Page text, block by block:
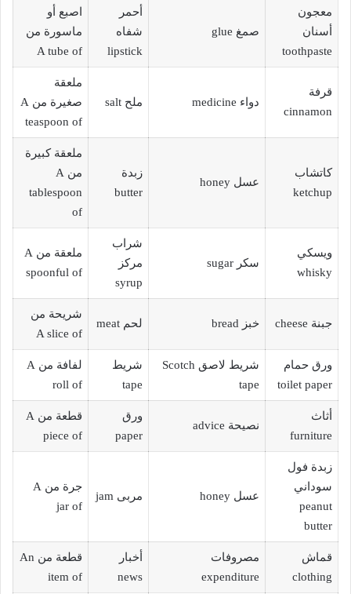
معجون
أسنان
toothpaste
صمغ glue
أحمر
شفاه
lipstick
اصبع أو
ماسورة من
A tube of
قرفة
cinnamon
دواء medicine ملح salt
ملعقة
صغيرة من A
teaspoon of
كاتشاب
ketchup
عسل honey
زبدة
butter
ملعقة كبيرة
من A
tablespoon
of
ويسكي
whisky
سكر sugar
شراب
مركز
syrup
ملعقة من A
spoonful of
جبنة cheese خبز bread لحم meat
شريحة من
A slice of
ورق حمام
toilet paper
شريط لاصق Scotch
tape
شريط
tape
لفافة من A
roll of
أثاث
furniture
نصيحة advice
ورق
paper
قطعة من A
piece of
زبدة فول
سوداني
peanut
butter
عسل honey مربى jam
جرة من A
jar of
قماش
clothing
مصروفات
expenditure
أخبار
news
قطعة من An
item of